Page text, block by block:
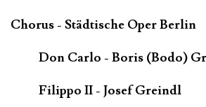
Chorus - Städtische Oper Berlin
Don Carlo - Boris (Bodo)
Filippo II - Josef Greindl